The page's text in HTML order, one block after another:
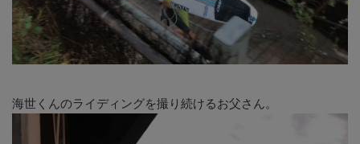
海世くんのライディングを撮り続けるお父さん。